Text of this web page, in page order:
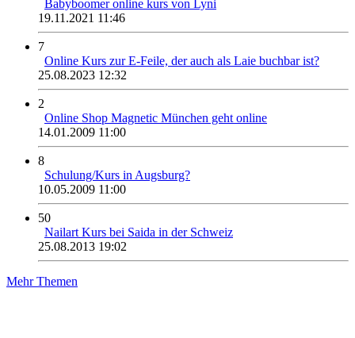
Babyboomer online kurs von Lyni
19.11.2021 11:46
7
Online Kurs zur E-Feile, der auch als Laie buchbar ist?
25.08.2023 12:32
2
Online Shop Magnetic München geht online
14.01.2009 11:00
8
Schulung/Kurs in Augsburg?
10.05.2009 11:00
50
Nailart Kurs bei Saida in der Schweiz
25.08.2013 19:02
Mehr Themen